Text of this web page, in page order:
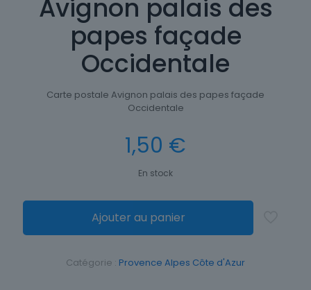
Avignon palais des
papes façade
Occidentale
Carte postale Avignon palais des papes façade
Occidentale
1,50 €
En stock
Ajouter au panier
Catégorie : Provence Alpes Côte d'Azur